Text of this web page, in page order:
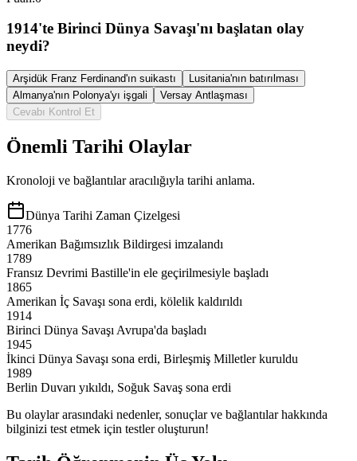
1914'te Birinci Dünya Savaşı'nı başlatan olay
neydi?
Arşidük Franz Ferdinand'ın suikastı
Lusitania'nın batırılması
Almanya'nın Polonya'yı işgali
Versay Antlaşması
Cevabı Kontrol Et
Önemli Tarihi Olaylar
Kronoloji ve bağlantılar aracılığıyla tarihi anlama.
Dünya Tarihi Zaman Çizelgesi
1776
Amerikan Bağımsızlık Bildirgesi imzalandı
1789
Fransız Devrimi Bastille'in ele geçirilmesiyle başladı
1865
Amerikan İç Savaşı sona erdi, kölelik kaldırıldı
1914
Birinci Dünya Savaşı Avrupa'da başladı
1945
İkinci Dünya Savaşı sona erdi, Birleşmiş Milletler kuruldu
1989
Berlin Duvarı yıkıldı, Soğuk Savaş sona erdi
Bu olaylar arasındaki nedenler, sonuçlar ve bağlantılar hakkında
bilginizi test etmek için testler oluşturun!